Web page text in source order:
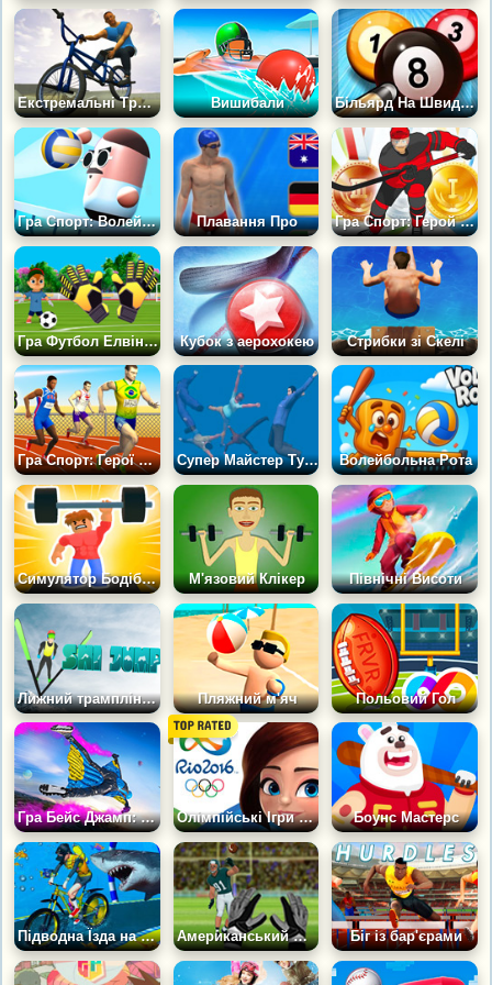
Екстремальні Трюки на БМХ Вишибали Більярд На Швидкість
Гра Спорт: Волейбол Пігулок Плавання Про Гра Спорт: Герой Хокею
Гра Футбол Елвіна: Вільний Удар Кубок з аерохокею Стрибки зі Скелі
Гра Спорт: Герої Спринту Супер Майстер Турнік 3Д Волейбольна Рота
Симулятор Бодібілдингу М'язовий Клікер Північні Висоти
Лижний трамплін 3Д Пляжний м'яч Польовий Гол
Гра Бейс Джамп: Політ у Вінгсьюті Олімпійські Ігри 2016 у Ріо Боунс Мастерс
Підводна Їзда на Велосипеді Американський Футбол Біг із бар'єрами